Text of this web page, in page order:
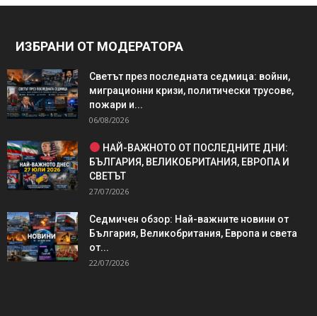
ИЗБРАНИ ОТ МОДЕРАТОРА
Светът през последната седмица: войни,
миграционни кризи, политически трусове,
пожари и...
06/08/2026
НАЙ-ВАЖНОТО ОТ ПОСЛЕДНИТЕ ДНИ:
БЪЛГАРИЯ, ВЕЛИКОБРИТАНИЯ, ЕВРОПА И
СВЕТЪТ
27/07/2026
Седмичен обзор: Най-важните новини от
България, Великобритания, Европа и света
от...
22/07/2026